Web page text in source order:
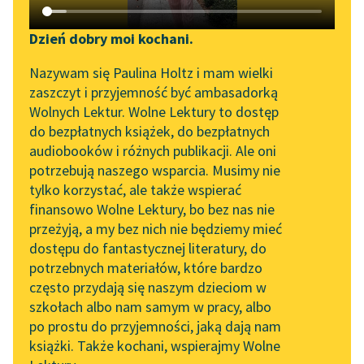
Katalog DAISY
Podkasty o książkach
Zgłoś brak utworu
Aktualności
Zapraszamy na spotkanie
online z tłumaczkami
literatury skandynawskiej
Spotkanie z Katarzyną
Tunkiel w Oslo
Wolne Lektury na 32.
Pol’and’Rock Festivalu
„Kochanek Lady
Chatterley” do słuchania
na Wolnych Lekturach
Nowy audiobook –
Narzędzia
Mapa Wolnych Lektur
Leśmianator
Przewodnik dla piszących i
czytających
API
OAI-PMH
Widget Wolnych Lektur
Przypisy
Dzień dobry moi kochani.
Nazywam się Paulina Holtz i mam wielki
zaszczyt i przyjemność być ambasadorką
Wolnych Lektur. Wolne Lektury to dostęp
do bezpłatnych książek, do bezpłatnych
audiobooków i różnych publikacji. Ale oni
potrzebują naszego wsparcia. Musimy nie
tylko korzystać, ale także wspierać
finansowo Wolne Lektury, bo bez nas nie
przeżyją, a my bez nich nie będziemy mieć
dostępu do fantastycznej literatury, do
potrzebnych materiałów, które bardzo
często przydają się naszym dzieciom w
szkołach albo nam samym w pracy, albo
po prostu do przyjemności, jaką dają nam
książki. Także kochani, wspierajmy Wolne
Edith Nesbit
Przygody młodych
Bastablów
Ranek zapowiadał się
cudownie. Niebo było
lazurowe i bez chmurki,
jak na włoskim
obrazku. Słońce...
Czytaj więcej